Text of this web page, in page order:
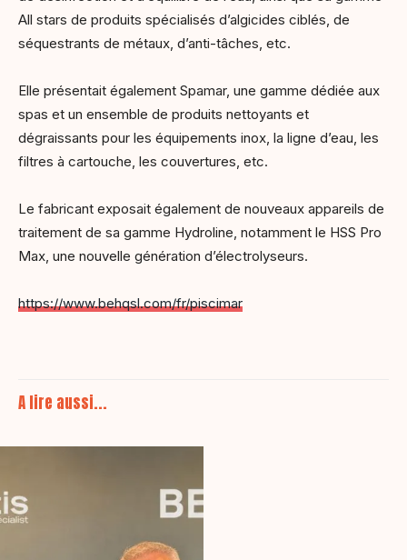
All stars de produits spécialisés d’algicides ciblés, de
séquestrants de métaux, d’anti-tâches, etc.
Elle présentait également Spamar, une gamme dédiée aux
spas et un ensemble de produits nettoyants et
dégraissants pour les équipements inox, la ligne d’eau, les
filtres à cartouche, les couvertures, etc.
Le fabricant exposait également de nouveaux appareils de
traitement de sa gamme Hydroline, notamment le HSS Pro
Max, une nouvelle génération d’électrolyseurs.
https://www.behqsl.com/fr/piscimar
A lire aussi...